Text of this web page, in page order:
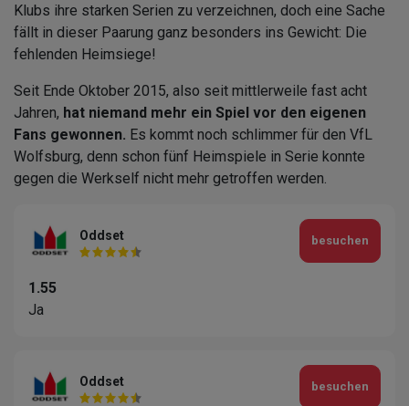
Klubs ihre starken Serien zu verzeichnen, doch eine Sache
fällt in dieser Paarung ganz besonders ins Gewicht: Die
fehlenden Heimsiege!
Seit Ende Oktober 2015, also seit mittlerweile fast acht
Jahren, hat niemand mehr ein Spiel vor den eigenen
Fans gewonnen. Es kommt noch schlimmer für den VfL
Wolfsburg, denn schon fünf Heimspiele in Serie konnte
gegen die Werkself nicht mehr getroffen werden.
Oddset
1.55
Ja
besuchen
Oddset besuchen